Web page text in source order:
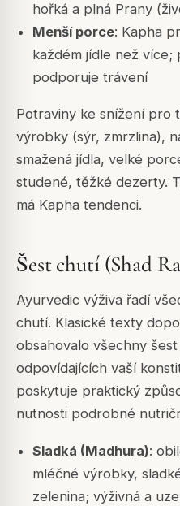
hořká a plná Prany
Menší porce: Kapha
každém jídle než více;
podporuje trávení
Potraviny ke snížení pro
výrobky (sýr, zmrzlina),
smažená jídla, velké
studené, těžké dezerty.
má Kapha tendenci.
Šest chutí (Shad
Ayurvedic výživa řadí
chutí. Klasické texty
obsahovalo všechny
odpovídajících vaší
poskytuje praktický
nutnosti podrobné
Sladká (Madhura):
mléčné výrobky,
zelenina; výživná a